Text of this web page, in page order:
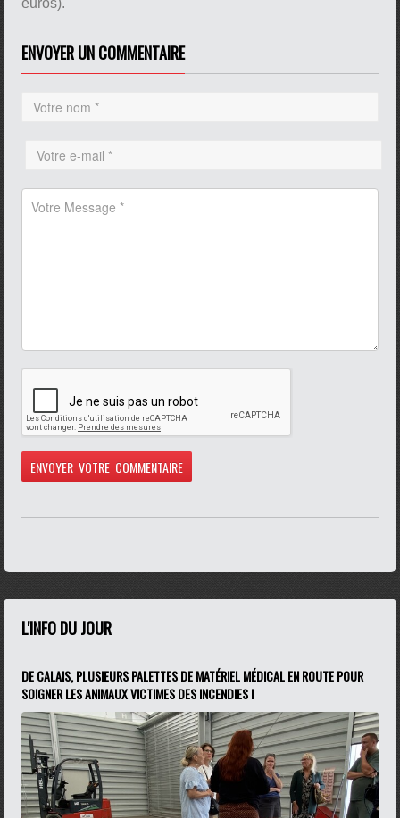
euros).
ENVOYER UN COMMENTAIRE
L'INFO DU JOUR
DE CALAIS, PLUSIEURS PALETTES DE MATÉRIEL MÉDICAL EN ROUTE POUR
SOIGNER LES ANIMAUX VICTIMES DES INCENDIES !